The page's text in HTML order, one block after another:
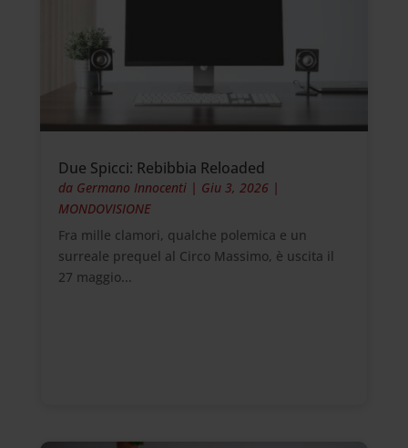
Due Spicci: Rebibbia Reloaded
da Germano Innocenti| Giu 3, 2026|
MONDOVISIONE
Fra mille clamori, qualche polemica e un
surreale prequel al Circo Massimo, è uscita il
27 maggio...